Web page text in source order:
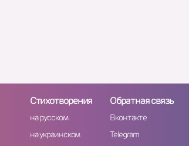
Стихотворения
на русском
на украинском
Обратная связь
Вконтакте
Telegram